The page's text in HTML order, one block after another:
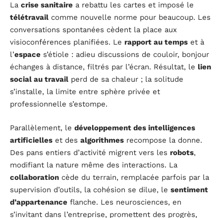
La crise sanitaire a rebattu les cartes et imposé le
télétravail comme nouvelle norme pour beaucoup. Les
conversations spontanées cèdent la place aux
visioconférences planifiées. Le rapport au temps et à
l’espace s’étiole : adieu discussions de couloir, bonjour
échanges à distance, filtrés par l’écran. Résultat, le lien
social au travail perd de sa chaleur ; la solitude
s’installe, la limite entre sphère privée et
professionnelle s’estompe.
Parallèlement, le développement des intelligences
artificielles et des algorithmes recompose la donne.
Des pans entiers d’activité migrent vers les robots,
modifiant la nature même des interactions. La
collaboration cède du terrain, remplacée parfois par la
supervision d’outils, la cohésion se dilue, le sentiment
d’appartenance flanche. Les neurosciences, en
s’invitant dans l’entreprise, promettent des progrès,